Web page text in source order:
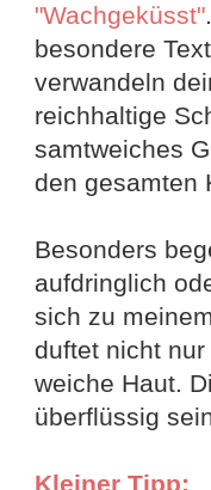
"Wachgeküsst"
besondere
verwandeln
reichhaltige
samtweiches
den gesamten
Besonders
aufdringlich
sich zu
duftet nicht
weiche Haut.
überflüssig
Kleiner Tipp: